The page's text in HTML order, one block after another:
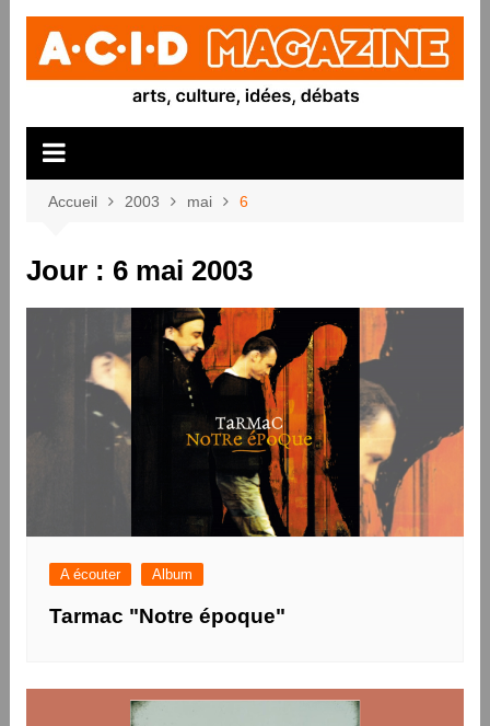
Aller
contenu
Accueil 2003 mai 6
Jour : 6 mai 2003
A écouter Album
Tarmac "Notre époque"